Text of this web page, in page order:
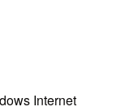
Internet